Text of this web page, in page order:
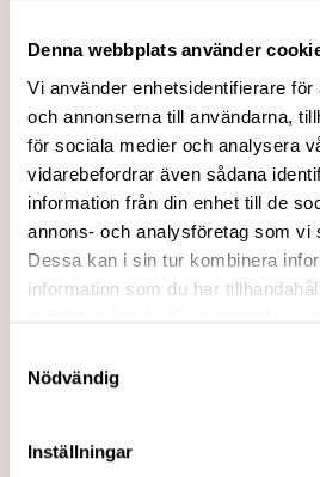
Denna webbplats använder
Vi använder enhetsidentifierare
och annonserna till användarna,
för sociala medier och analysera
vidarebefordrar även sådana
information från din enhet till de
annons- och analysföretag som vi
Dessa kan i sin tur kombinera
information som du har
samlat in när du har använt deras
Nödvändig
Inställningar
Kom med i vårt trevliga